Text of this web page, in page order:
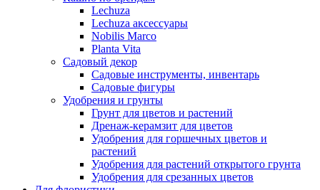
Lechuza
Lechuza аксессуары
Nobilis Marco
Planta Vita
Садовый декор
Садовые инструменты, инвентарь
Садовые фигуры
Удобрения и грунты
Грунт для цветов и растений
Дренаж-керамзит для цветов
Удобрения для горшечных цветов и
растений
Удобрения для растений открытого грунта
Удобрения для срезанных цветов